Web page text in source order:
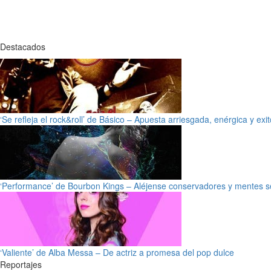
Destacados
‘Se refleja el rock&roll’ de Básico – Apuesta arriesgada, enérgica y
‘Performance’ de Bourbon Kings – Aléjense conservadores y mentes
‘Valiente’ de Alba Messa – De actriz a promesa del pop dulce
Reportajes